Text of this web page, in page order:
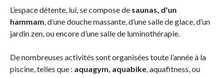
L’espace détente, lui, se compose de saunas, d'un
hammam, d’une douche massante, d’une salle de glace, d’un
jardin zen, ou encore d’une salle de luminothérapie.
De nombreuses activités sont organisées toute l’année à la
piscine, telles que : aquagym, aquabike, aquafitness, ou